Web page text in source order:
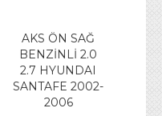
AKS ÖN SAĞ
BENZİNLİ 2.0
2.7 HYUNDAI
SANTAFE 2002-
2006